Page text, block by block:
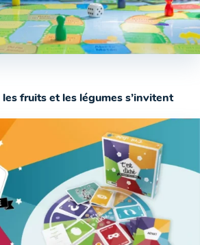
fruits et les légumes s’invitent